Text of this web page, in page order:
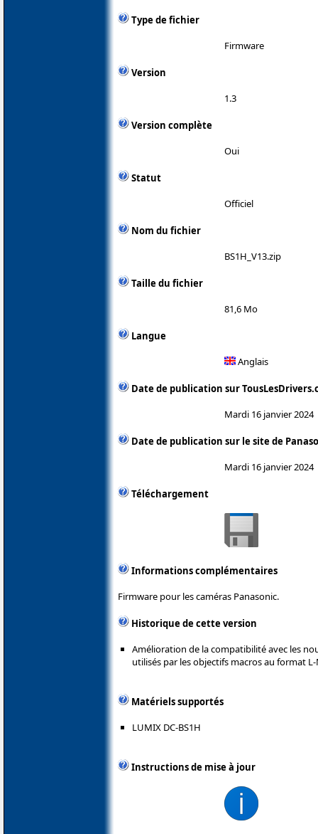
Type de fichier
Firmware
Version
1.3
Version complète
Oui
Statut
Officiel
Nom du fichier
BS1H_V13.zip
Taille du fichier
81,6 Mo
Langue
Anglais
Date de publication sur
Mardi 16 janvier 2024
Date de publication sur le site de
Mardi 16 janvier 2024
Téléchargement
Informations complémentaires
Firmware pour les caméras Panasonic.
Historique de cette version
Amélioration de la compatibilité avec les
utilisés par les objectifs macros au format
Matériels supportés
LUMIX DC-BS1H
Instructions de mise à jour